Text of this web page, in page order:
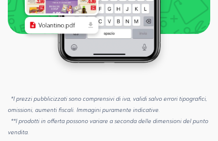
*I prezzi pubblicizzati sono comprensivi di iva, validi salvo errori tipografici,
omissioni, aumenti fiscali. Immagini puramente indicative.
**I prodotti in offerta possono variare a seconda delle dimensioni del punto
vendita.